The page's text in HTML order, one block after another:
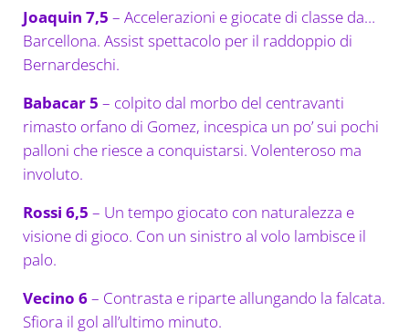
Joaquin 7,5 – Accelerazioni e giocate di classe da…
Barcellona. Assist spettacolo per il raddoppio di
Bernardeschi.
Babacar 5 – colpito dal morbo del centravanti
rimasto orfano di Gomez, incespica un po’ sui pochi
palloni che riesce a conquistarsi. Volenteroso ma
involuto.
Rossi 6,5 – Un tempo giocato con naturalezza e
visione di gioco. Con un sinistro al volo lambisce il
palo.
Vecino 6– Contrasta e riparte allungando la falcata.
Sfiora il gol all’ultimo minuto.